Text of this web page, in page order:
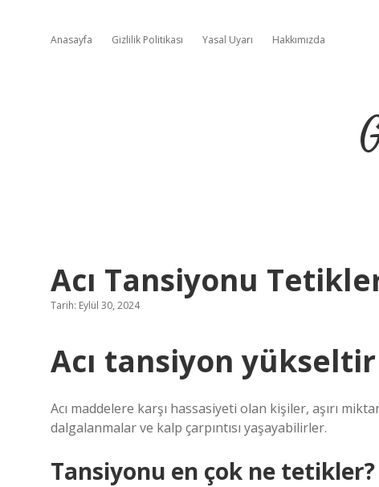
Anasayfa Gizlilik Politikası Yasal Uyarı Hakkımızda
Acı Tansiyonu
Tarih: Eylül 30, 2024
Acı tansiyon
Acı maddelere karşı hassasiyeti olan kişiler, aşırı
dalgalanmalar ve kalp çarpıntısı yaşayabilirler.
Tansiyonu en çok ne tetikler?